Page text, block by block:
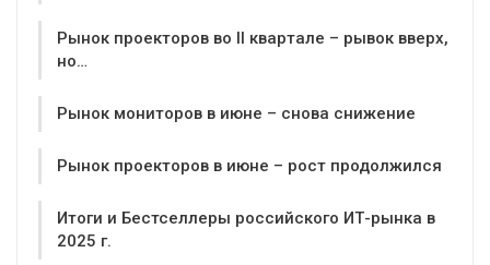
Рынок проекторов во II квартале – рывок вверх,
но…
Рынок мониторов в июне – снова снижение
Рынок проекторов в июне – рост продолжился
Итоги и Бестселлеры российского ИТ-рынка в
2025 г.